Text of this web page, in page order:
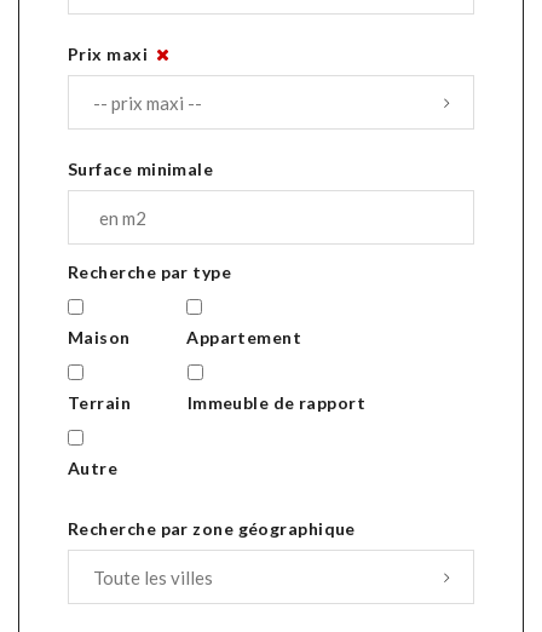
Prix maxi
Surface minimale
Recherche par type
Maison Appartement
Terrain Immeuble de rapport
Autre
Recherche par zone géographique